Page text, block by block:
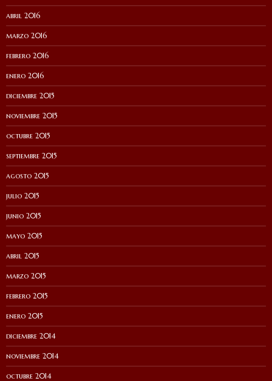
abril 2016
marzo 2016
febrero 2016
enero 2016
diciembre 2015
noviembre 2015
octubre 2015
septiembre 2015
agosto 2015
julio 2015
junio 2015
mayo 2015
abril 2015
marzo 2015
febrero 2015
enero 2015
diciembre 2014
noviembre 2014
octubre 2014